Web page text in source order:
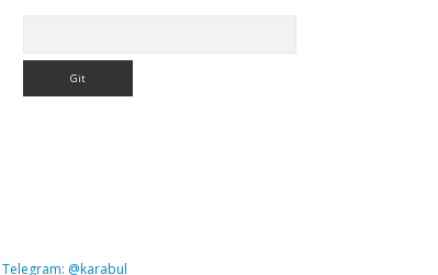
Telegram: @karabul